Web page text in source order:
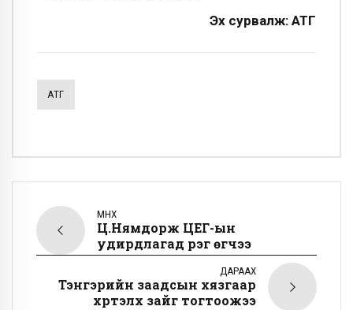
Эх сурвалж: АТГ
АТГ
ӨМНӨХ
Ц.Нямдорж ЦЕГ-ын
удирдлагад үүрэг өгчээ
ДАРААХ
Тэнгэрийн заадсын хязгаар
хүртэлх зайг тогтоожээ